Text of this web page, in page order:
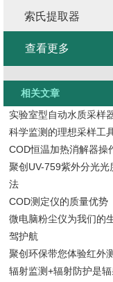
索氏提取器
查看更多
相关文章
实验室型自动水质采样
科学监测的理想采样工
COD恒温加热消解器操
聚创UV-759紫外分光
法
COD测定仪的质量优势
微电脑粉尘仪为我们的
驾护航
聚创环保带您体验红外
辐射监测+辐射防护是